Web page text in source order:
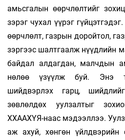
амьсгалын өөрч­лөлтийг
зэрэг чухал үүрэг
өөрчлөлт, газрын доройтол,
зэргээс шалтгаалж нүүдлийн
байдал алдагдан, малчдын
нөлөө үзүүлж буй. Энэ
шийдвэрлэх гарц,
зөвлөлдөх уулзалтыг
ХХААХҮЯ-наас мэдээллээ.
аж ахуй, хөнгөн